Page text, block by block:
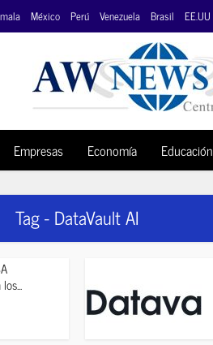
México Perú Venezuela Brasil EE.UU
Empresas Economía Educación
Tag - DataVault AI